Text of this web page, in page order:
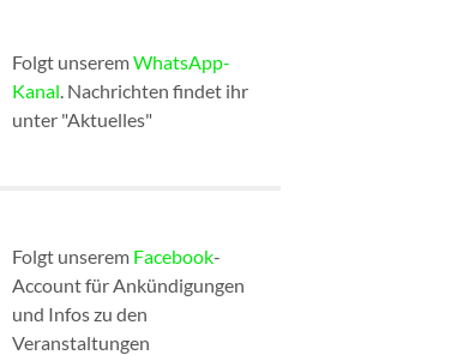
Folgt unseremWhatsApp-
Kanal . Nachrichten findet ihr
unter "Aktuelles"
Folgt unserem Facebook-
Account für Ankündigungen
und Infos zu den
Veranstaltungen